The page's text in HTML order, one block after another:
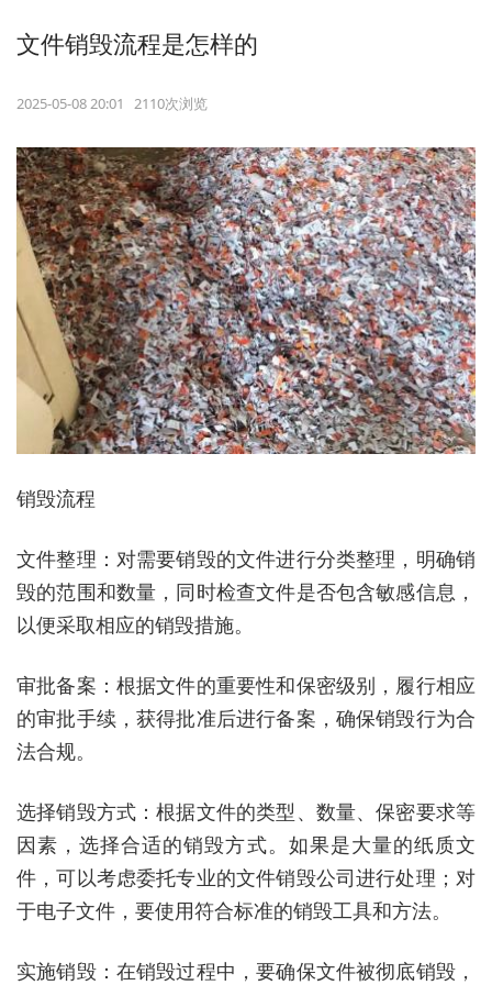
文件销毁流程是怎样的
2025-05-08 20:01 2110次浏览
销毁流程
文件整理：对需要销毁的文件进行分类整理，明确销
毁的范围和数量，同时检查文件是否包含敏感信息，
以便采取相应的销毁措施。
审批备案：根据文件的重要性和保密级别，履行相应
的审批手续，获得批准后进行备案，确保销毁行为合
法合规。
选择销毁方式：根据文件的类型、数量、保密要求等
因素，选择合适的销毁方式。如果是大量的纸质文
件，可以考虑委托专业的文件销毁公司进行处理；对
于电子文件，要使用符合标准的销毁工具和方法。
实施销毁：在销毁过程中，要确保文件被彻底销毁，